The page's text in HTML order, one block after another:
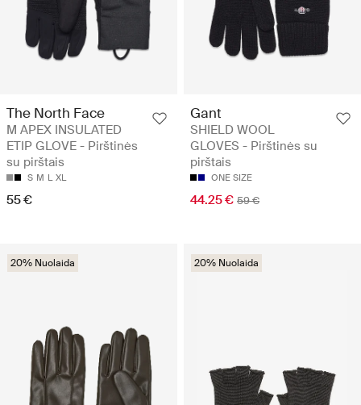
The North Face
M APEX INSULATED
ETIP GLOVE - Pirštinės
su pirštais
S M L XL
55 €
Gant
SHIELD WOOL
GLOVES - Pirštinės su
pirštais
ONE SIZE
44.25 € 59 €
20% Nuolaida 20% Nuolaida